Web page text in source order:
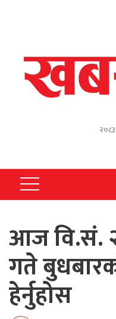
आज वि.सं.
गते
हेर्नुहोस